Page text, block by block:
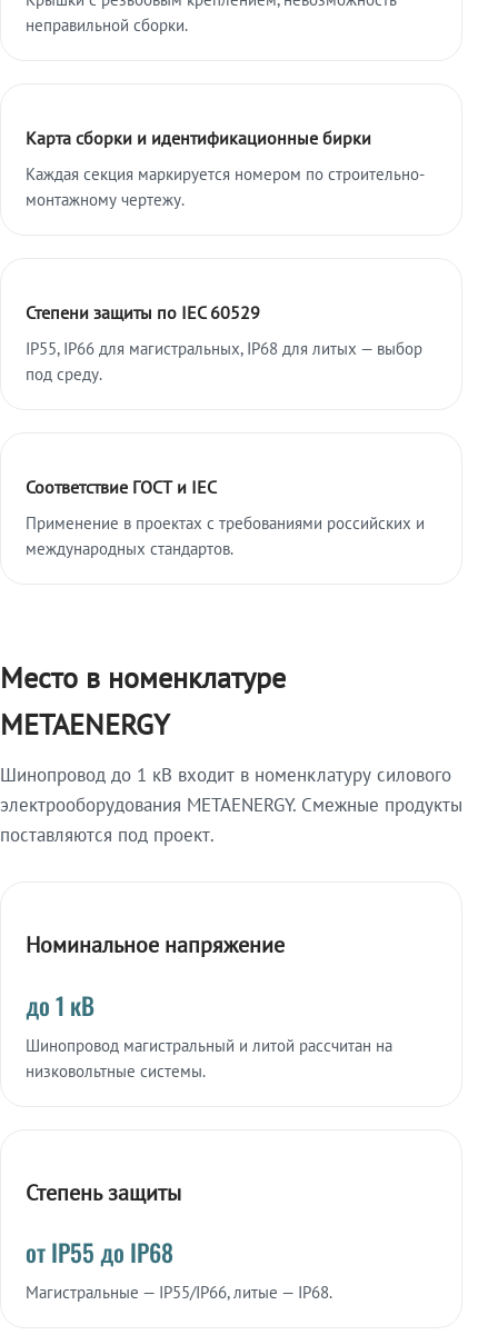
неправильной сборки.
Карта сборки и идентификационные бирки
Каждая секция маркируется номером по строительно-
монтажному чертежу.
Степени защиты по IEC 60529
IP55, IP66 для магистральных, IP68 для литых — выбор
под среду.
Соответствие ГОСТ и IEC
Применение в проектах с требованиями российских и
международных стандартов.
Место в номенклатуре
METAENERGY
Шинопровод до 1 кВ входит в номенклатуру силового
электрооборудования METAENERGY. Смежные продукты
поставляются под проект.
Номинальное напряжение
до 1 кВ
Шинопровод магистральный и литой рассчитан на
низковольтные системы.
Степень защиты
от IP55 до IP68
Магистральные — IP55/IP66, литые — IP68.